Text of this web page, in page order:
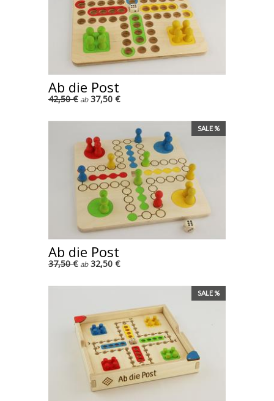
Ab die Post
42,50 € ab37,50 €
SALE %
Ab die Post
37,50 € ab32,50 €
SALE %